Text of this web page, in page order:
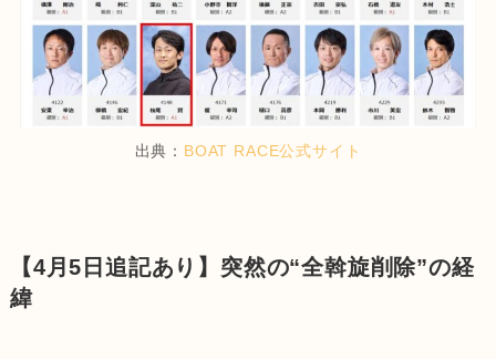
出典： BOAT RACE公式サイト
【4月5日追記あり】突然の“全斡旋削除”の経
緯